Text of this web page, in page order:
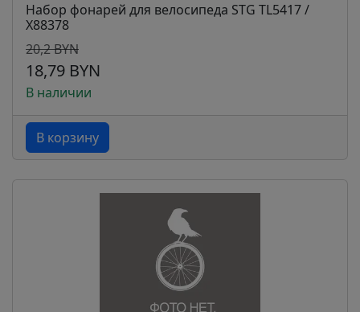
Набор фонарей для велосипеда STG TL5417 /
Х88378
20,2 BYN
18,79 BYN
В наличии
В корзину